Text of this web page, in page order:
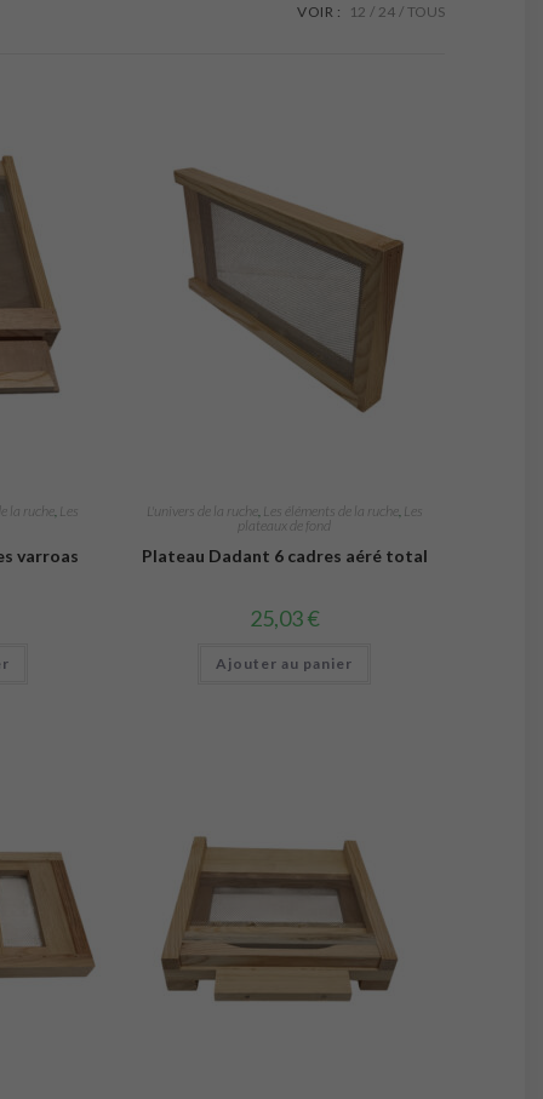
VOIR : 12 24 TOUS
la ruche, Les
varroas
L'univers de la ruche , Les éléments de la ruche , Les
plateaux de fond
Plateau Dadant 6 cadres aéré total
25,03€
Ajouter au panier